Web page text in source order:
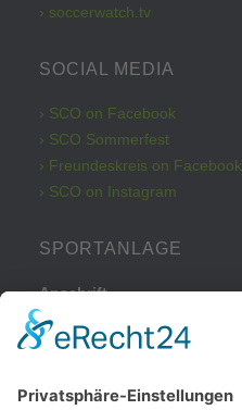
› soccerwatch.tv
SOCIAL MEDIA
› SCO on Facebook
› SCO Sommerfest
› Freundeskreis on Facebook
› SCO on Instagram
SPORTANLAGE
Anschrift
Kleinbeckstraße 43
45549 Sprockhövel
Telefon